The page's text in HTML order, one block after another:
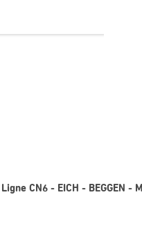
CN6 - EICH - BEGGEN -